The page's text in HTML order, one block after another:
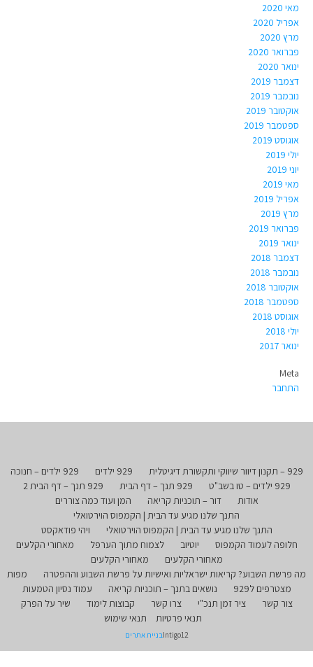
מאי 2020
אפריל 2020
מרץ 2020
פברואר 2020
ינואר 2020
דצמבר 2019
נובמבר 2019
אוקטובר 2019
ספטמבר 2019
אוגוסט 2019
יולי 2019
יוני 2019
מאי 2019
אפריל 2019
מרץ 2019
פברואר 2019
ינואר 2019
דצמבר 2018
נובמבר 2018
אוקטובר 2018
ספטמבר 2018
אוגוסט 2018
יולי 2018
ינואר 2017
Meta
התחבר
929 – תקנון דיוור שיווקי ותקשורת דיגיטלית 929 ילדים
929 ילדים – חנוכה
929 ילדים – טו בשב"ט
929 תנך – דף הבית
929 תנך – דף הבית 2
אודות
דור – תוכניות קריאה
המן ועוד כמה צוררים
התנך שלנו מגיע עד הבית | הקמפוס הוירטואלי
התנך שלנו מגיע עד הבית | הקמפוס הוירטואלי
ויהי פודאקסט
חלופה לעמוד הקמפוס
יוטיוב לצמוח מתוך הערפל
מאחורי הקלעים
מאחורי הקלעים
מאחורי הקלעים
מה פרשת השבוע? קריאות ישראליות ואישיות על פרשת השבוע וההפטרה
מפות
מצטרפים ל929
נושאים בתנך – תוכניות קריאה
עמוד נסיון הטמעות
צור קשר
ציר זמן תנכ"י צרו קשר קבוצות לימוד
שיר על הפרק
תנאי פרטיות
תנאי שימוש
Intigo12בניית אתרים